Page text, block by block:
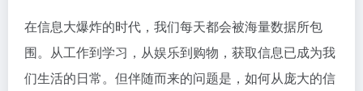
在信息大爆炸的时代，我们每天都会被海量数据所包
围。从工作到学习，从娱乐到购物，获取信息已成为我
们生活的日常。但伴随而来的问题是，如何从庞大的信